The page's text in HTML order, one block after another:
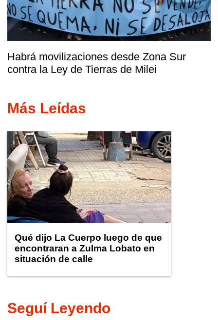
Habrá movilizaciones desde Zona Sur
contra la Ley de Tierras de Milei
Más Leídas
Qué dijo La Cuerpo luego de que
encontraran a Zulma Lobato en
situación de calle
Seguí Leyendo